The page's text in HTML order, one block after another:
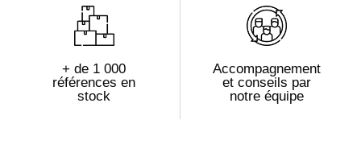
+ de 1 000
références en
stock
Accompagnement
et conseils par
notre équipe